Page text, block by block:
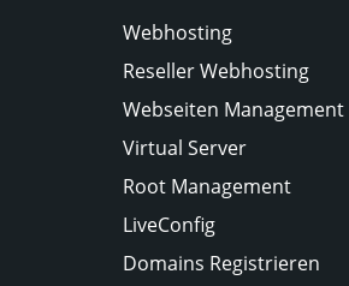
Webhosting
Reseller Webhosting
Webseiten Management
Virtual Server
Root Management
LiveConfig
Domains Registrieren